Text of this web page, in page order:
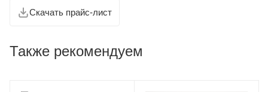
Скачать прайс-лист
Также рекомендуем